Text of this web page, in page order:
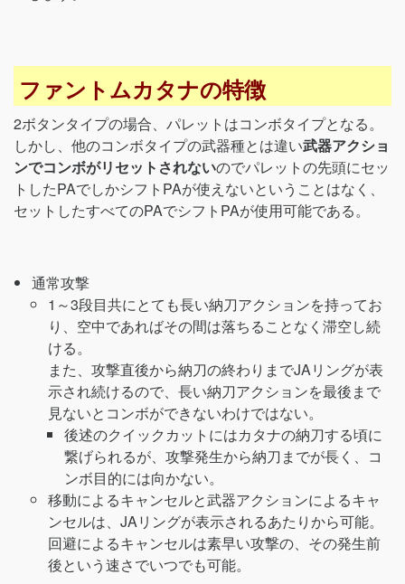
ファントムカタナの特徴
2ボタンタイプの場合、パレットはコンボタイプとなる。
しかし、他のコンボタイプの武器種とは違い武器アクショ
ンでコンボがリセットされないのでパレットの先頭にセッ
トしたPAでしかシフトPAが使えないということはなく、
セットしたすべてのPAでシフトPAが使用可能である。
通常攻撃
1～3段目共にとても長い納刀アクションを持ってお
り、空中であればその間は落ちることなく滞空し続
ける。
また、攻撃直後から納刀の終わりまでJAリングが表
示され続けるので、長い納刀アクションを最後まで
見ないとコンボができないわけではない。
後述のクイックカットにはカタナの納刀する頃に
繋げられるが、攻撃発生から納刀までが長く、コ
ンボ目的には向かない。
移動によるキャンセルと武器アクションによるキャ
ンセルは、JAリングが表示されるあたりから可能。
回避によるキャンセルは素早い攻撃の、その発生前
後という速さでいつでも可能。